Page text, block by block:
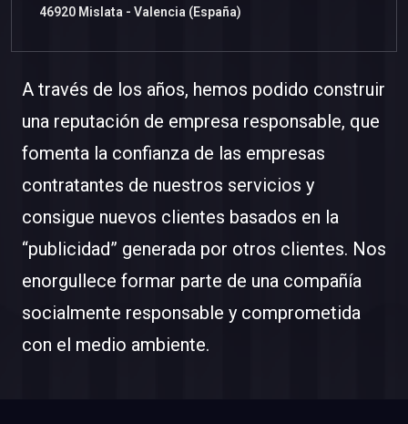
46920 Mislata - Valencia (España)
A través de los años, hemos podido construir
una reputación de empresa responsable, que
fomenta la confianza de las empresas
contratantes de nuestros servicios y
consigue nuevos clientes basados en la
“publicidad” generada por otros clientes. Nos
enorgullece formar parte de una compañía
socialmente responsable y comprometida
con el medio ambiente.